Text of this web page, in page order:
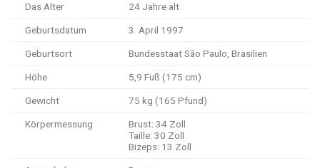
Das Alter 24 Jahre alt
Geburtsdatum 3. April 1997
Geburtsort Bundesstaat São Paulo, Brasilien
Höhe 5,9 Fuß (175 cm)
Gewicht 75 kg (165 Pfund)
Körpermessung
Brust: 34 Zoll
Taille: 30 Zoll
Bizeps: 13 Zoll